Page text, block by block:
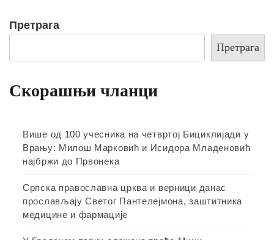
Претрага
Претрага
Скорашњи чланци
Више од 100 учесника на четвртој Бициклијади у
Врању: Милош Марковић и Исидора Младеновић
најбржи до Првонека
Српска православна црква и верници данас
прослављају Светог Пантелејмона, заштитника
медицине и фармације